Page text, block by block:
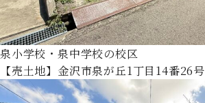
泉小学校・泉中学校の校区
【売土地】金沢市泉が丘1丁目14番26号